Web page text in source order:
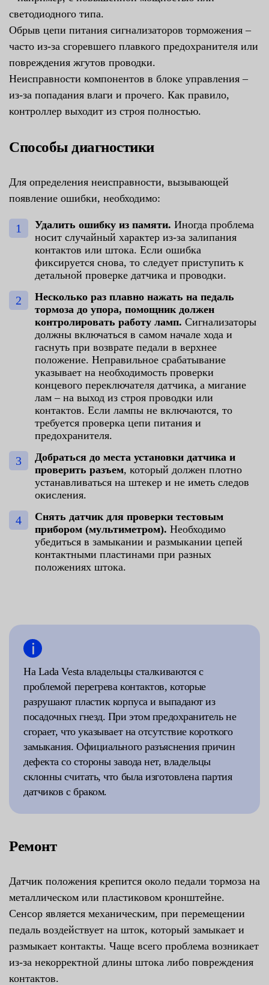
светодиодного типа.
Обрыв цепи питания сигнализаторов торможения –
часто из-за сгоревшего плавкого предохранителя или
повреждения жгутов проводки.
Неисправности компонентов в блоке управления –
из-за попадания влаги и прочего. Как правило,
контроллер выходит из строя полностью.
Способы диагностики
Для определения неисправности, вызывающей
появление ошибки, необходимо:
Удалить ошибку из памяти. Иногда проблема
носит случайный характер из-за залипания
контактов или штока. Если ошибка
фиксируется снова, то следует приступить к
детальной проверке датчика и проводки.
Несколько раз плавно нажать на педаль
тормоза до упора, помощник должен
контролировать работу ламп. Сигнализаторы
должны включаться в самом начале хода и
гаснуть при возврате педали в верхнее
положение. Неправильное срабатывание
указывает на необходимость проверки
концевого переключателя датчика, а мигание
лам – на выход из строя проводки или
контактов. Если лампы не включаются, то
требуется проверка цепи питания и
предохранителя.
Добраться до места установки датчика и
проверить разъем, который должен плотно
устанавливаться на штекер и не иметь следов
окисления.
Снять датчик для проверки тестовым
прибором (мультиметром). Необходимо
убедиться в замыкании и размыкании цепей
контактными пластинами при разных
положениях штока.
На Lada Vesta владельцы сталкиваются с
проблемой перегрева контактов, которые
разрушают пластик корпуса и выпадают из
посадочных гнезд. При этом предохранитель не
сгорает, что указывает на отсутствие короткого
замыкания. Официального разъяснения причин
дефекта со стороны завода нет, владельцы
склонны считать, что была изготовлена партия
датчиков с браком.
Ремонт
Датчик положения крепится около педали тормоза на
металлическом или пластиковом кронштейне.
Сенсор является механическим, при перемещении
педаль воздействует на шток, который замыкает и
размыкает контакты. Чаще всего проблема возникает
из-за некорректной длины штока либо повреждения
контактов.